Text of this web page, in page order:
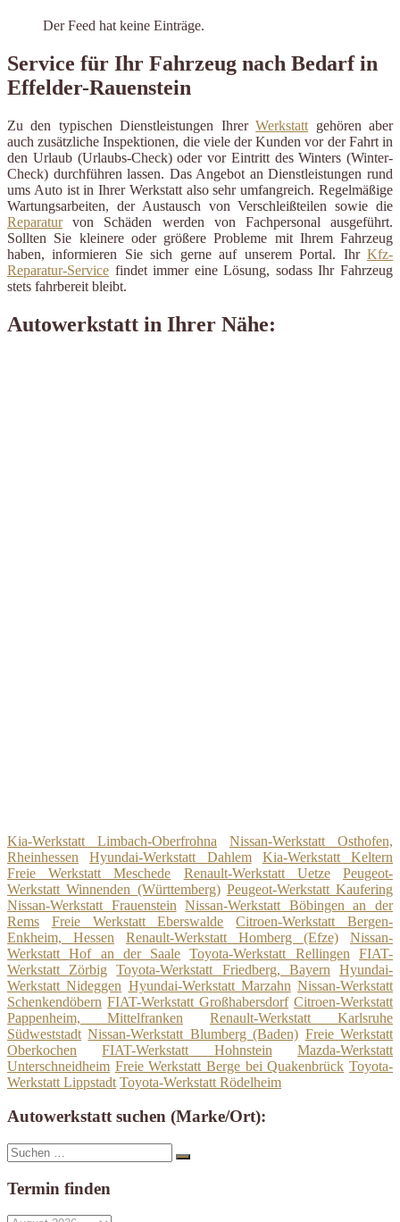
Der Feed hat keine Einträge.
Service für Ihr Fahrzeug nach Bedarf in
Effelder-Rauenstein
Zu den typischen Dienstleistungen IhrerWerkstatt gehören aber
auch zusätzliche Inspektionen, die viele der Kunden vor der Fahrt in
den Urlaub (Urlaubs-Check) oder vor Eintritt des Winters (Winter-
Check) durchführen lassen. Das Angebot an Dienstleistungen rund
ums Auto ist in Ihrer Werkstatt also sehr umfangreich. Regelmäßige
Wartungsarbeiten, der Austausch von Verschleißteilen sowie die
Reparaturvon Schäden werden von Fachpersonal ausgeführt.
Sollten Sie kleinere oder größere Probleme mit Ihrem Fahrzeug
haben, informieren Sie sich gerne auf unserem Portal. Ihr Kfz-
Reparatur-Service findet immer eine Lösung, sodass Ihr Fahrzeug
stets fahrbereit bleibt.
Autowerkstatt in Ihrer Nähe:
Kia-Werkstatt Limbach-Oberfrohna
Nissan-Werkstatt Osthofen,
Rheinhessen
Hyundai-Werkstatt Dahlem
Kia-Werkstatt Keltern
Freie Werkstatt Meschede
Renault-Werkstatt Uetze
Peugeot-
Werkstatt Winnenden (Württemberg) Peugeot-Werkstatt Kaufering
Nissan-Werkstatt Frauenstein
Nissan-Werkstatt Böbingen an der
Rems
Freie Werkstatt Eberswalde
Citroen-Werkstatt Bergen-
Enkheim, Hessen
Renault-Werkstatt Homberg (Efze)
Nissan-
Werkstatt Hof an der Saale
Toyota-Werkstatt Rellingen
FIAT-
Werkstatt Zörbig
Toyota-Werkstatt Friedberg, Bayern
Hyundai-
Werkstatt Nideggen Hyundai-Werkstatt Marzahn Nissan-Werkstatt
Schenkendöbern FIAT-Werkstatt Großhabersdorf Citroen-Werkstatt
Pappenheim, Mittelfranken
Renault-Werkstatt Karlsruhe
Südweststadt Nissan-Werkstatt Blumberg (Baden) Freie Werkstatt
Oberkochen
FIAT-Werkstatt Hohnstein
Mazda-Werkstatt
Unterschneidheim Freie Werkstatt Berge bei Quakenbrück Toyota-
Werkstatt Lippstadt Toyota-Werkstatt Rödelheim
Autowerkstatt suchen (Marke/Ort):
Suche
nach:
Suchen
Termin finden